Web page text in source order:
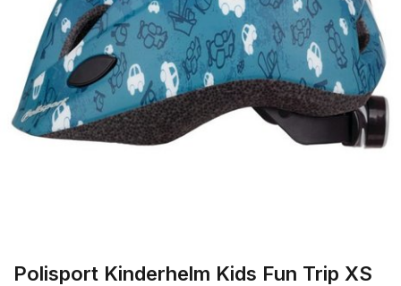
Polisport Kinderhelm Kids Fun Trip XS